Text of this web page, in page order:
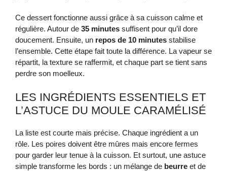
Ce dessert fonctionne aussi grâce à sa cuisson calme et
régulière. Autour de 35 minutes suffisent pour qu’il dore
doucement. Ensuite, un repos de 10 minutes stabilise
l’ensemble. Cette étape fait toute la différence. La vapeur se
répartit, la texture se raffermit, et chaque part se tient sans
perdre son moelleux.
LES INGRÉDIENTS ESSENTIELS ET
L’ASTUCE DU MOULE CARAMÉLISÉ
La liste est courte mais précise. Chaque ingrédient a un
rôle. Les poires doivent être mûres mais encore fermes
pour garder leur tenue à la cuisson. Et surtout, une astuce
simple transforme les bords : un mélange de beurre et de